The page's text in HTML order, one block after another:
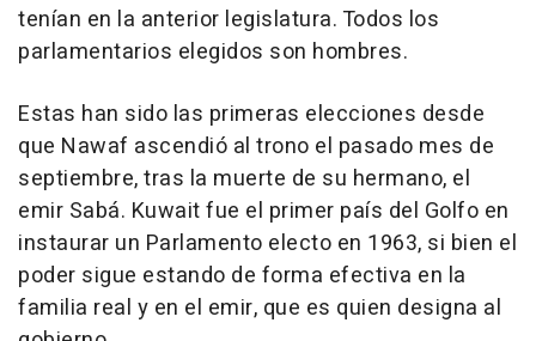
tenían en la anterior legislatura. Todos los
parlamentarios elegidos son hombres.
Estas han sido las primeras elecciones desde
que Nawaf ascendió al trono el pasado mes de
septiembre, tras la muerte de su hermano, el
emir Sabá. Kuwait fue el primer país del Golfo en
instaurar un Parlamento electo en 1963, si bien el
poder sigue estando de forma efectiva en la
familia real y en el emir, que es quien designa al